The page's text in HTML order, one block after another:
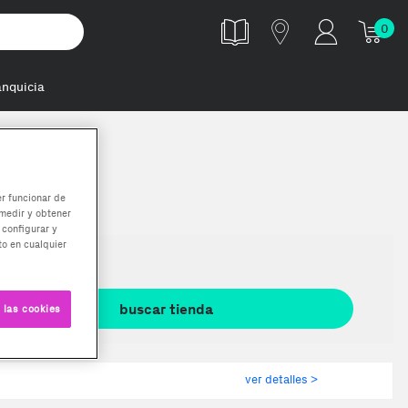
0
ver detalles >
funcionar de
y obtener
y
en cualquier
cookies